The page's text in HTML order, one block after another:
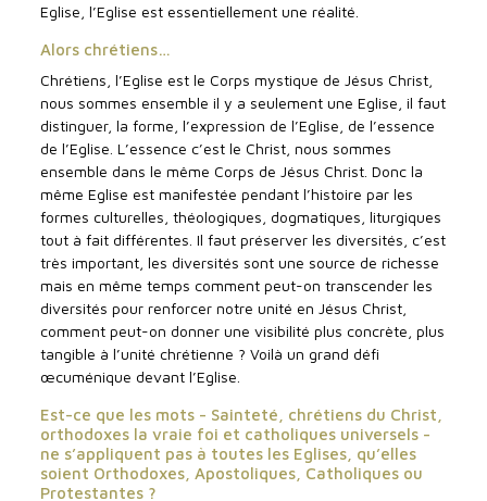
Eglise, l’Eglise est essentiellement une réalité.
Alors chrétiens…
Chrétiens, l’Eglise est le Corps mystique de Jésus Christ,
nous sommes ensemble il y a seulement une Eglise, il faut
distinguer, la forme, l’expression de l’Eglise, de l’essence
de l’Eglise. L’essence c’est le Christ, nous sommes
ensemble dans le même Corps de Jésus Christ. Donc la
même Eglise est manifestée pendant l’histoire par les
formes culturelles, théologiques, dogmatiques, liturgiques
tout à fait différentes. Il faut préserver les diversités, c’est
très important, les diversités sont une source de richesse
mais en même temps comment peut-on transcender les
diversités pour renforcer notre unité en Jésus Christ,
comment peut-on donner une visibilité plus concrète, plus
tangible à l’unité chrétienne ? Voilà un grand défi
œcuménique devant l’Eglise.
Est-ce que les mots - Sainteté, chrétiens du Christ,
orthodoxes la vraie foi et catholiques universels -
ne s’appliquent pas à toutes les Eglises, qu’elles
soient Orthodoxes, Apostoliques, Catholiques ou
Protestantes ?